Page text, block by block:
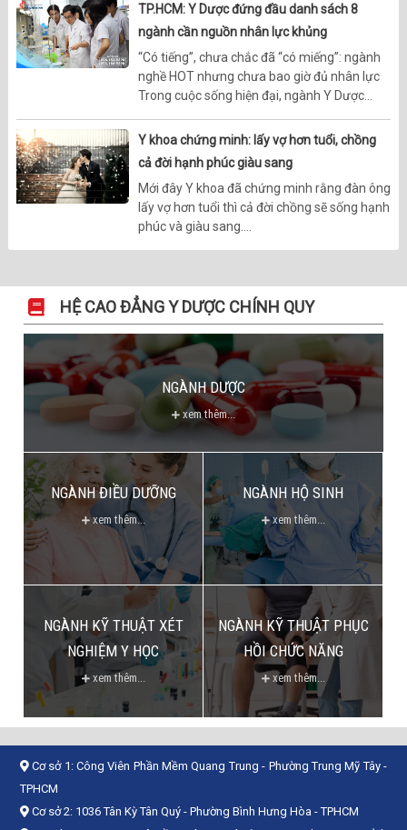
TP.HCM: Y Dược đứng đầu danh sách 8
ngành cần nguồn nhân lực khủng
“Có tiếng”, chưa chắc đã “có miếng”: ngành
nghề HOT nhưng chưa bao giờ đủ nhân lực
Trong cuộc sống hiện đại, ngành Y Dược...
Y khoa chứng minh: lấy vợ hơn tuổi, chồng
cả đời hạnh phúc giàu sang
Mới đây Y khoa đã chứng minh rằng đàn ông
lấy vợ hơn tuổi thì cả đời chồng sẽ sống hạnh
phúc và giàu sang....
HỆ CAO ĐẲNG Y DƯỢC CHÍNH QUY
NGÀNH DƯỢC
xem thêm...
NGÀNH ĐIỀU DƯỠNG
xem thêm...
NGÀNH HỘ SINH
xem thêm...
NGÀNH KỸ THUẬT XÉT
NGHIỆM Y HỌC
xem thêm...
NGÀNH KỸ THUẬT PHỤC
HỒI CHỨC NĂNG
xem thêm...
Cơ sở 1: Công Viên Phần Mềm Quang Trung - Phường Trung Mỹ Tây -
TPHCM
Cơ sở 2: 1036 Tân Kỳ Tân Quý - Phường Bình Hưng Hòa - TPHCM